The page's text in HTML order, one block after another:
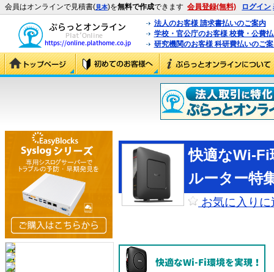
会員はオンラインで見積書(見本)を無料で作成できます 会員登録(無料) ログイン
法人のお客様 請求書払いのご案内
学校・官公庁のお客様 校費・公費
研究機関のお客様 科研費払いのご
快適なWi-Fi
ルーター特
お気に入り